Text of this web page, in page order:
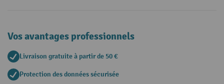
Vos avantages professionnels
Livraison gratuite à partir de 50 €
Protection des données sécurisée